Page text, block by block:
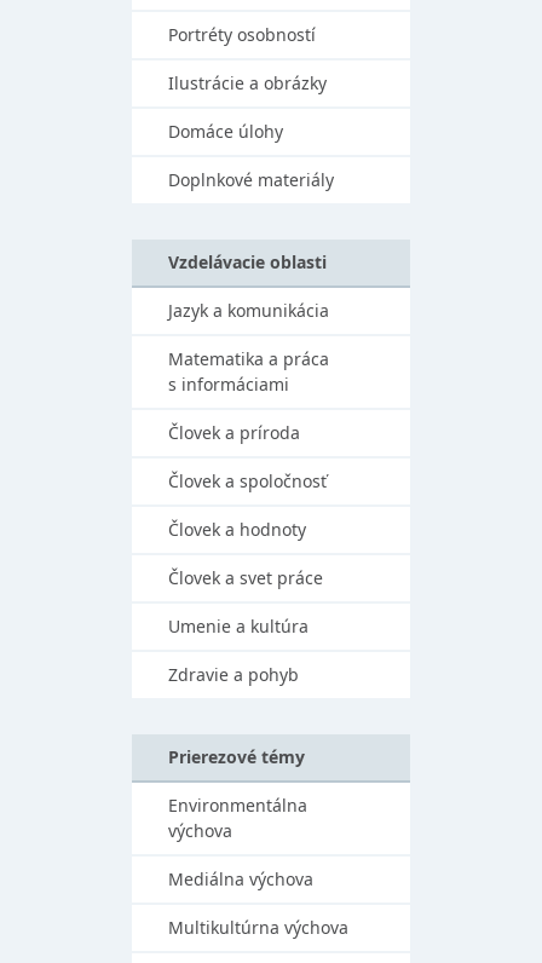
Portréty osobností
Ilustrácie a obrázky
Domáce úlohy
Doplnkové materiály
Vzdelávacie oblasti
Jazyk a komunikácia
Matematika a práca
s informáciami
Človek a príroda
Človek a spoločnosť
Človek a hodnoty
Človek a svet práce
Umenie a kultúra
Zdravie a pohyb
Prierezové témy
Environmentálna
výchova
Mediálna výchova
Multikultúrna výchova